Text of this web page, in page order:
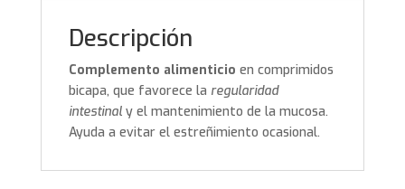
Descripción
Complemento alimenticio en comprimidos
bicapa, que favorece la regularidad
intestinaly el mantenimiento de la mucosa.
Ayuda a evitar el estreñimiento ocasional.